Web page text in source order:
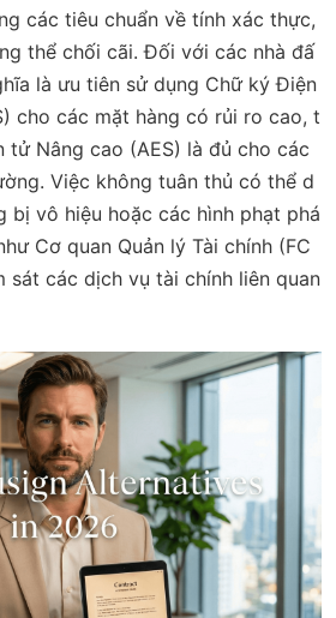
các tiêu chuẩn về tính xác thực,
thể chối cãi. Đối với các nhà đấ
là ưu tiên sử dụng Chữ ký Điện
cho các mặt hàng có rủi ro cao, t
Nâng cao (AES) là đủ cho các
Việc không tuân thủ có thể d
bị vô hiệu hoặc các hình phạt phá
Cơ quan Quản lý Tài chính (FC
sát các dịch vụ tài chính liên quan